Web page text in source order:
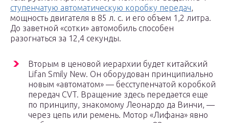
ступенчатую автоматическую коробку передач,
мощность двигателя в 85 л. с. и его объем 1,2 литра.
До заветной «сотки» автомобиль способен
разогнаться за 12,4 секунды.
Вторым в ценовой иерархии будет китайский
Lifan Smily New. Он оборудован принципиально
новым «автоматом» — бесступенчатой коробкой
передач CVT. Вращение здесь передается еще
по принципу, знакомому Леонардо да Винчи, —
через цепь или ремень. Мотор «Лифана» явно